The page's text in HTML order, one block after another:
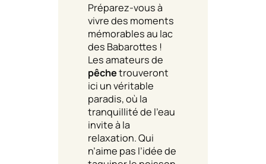
Préparez-vous à
vivre des moments
mémorables au lac
des Babarottes !
Les amateurs de
pêchetrouveront
ici un véritable
paradis, où la
tranquillité de l’eau
invite à la
relaxation. Qui
n’aime pas l’idée de